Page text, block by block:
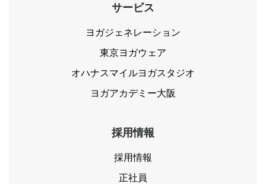
サービス
ヨガジェネレーション
東京ヨガウェア
オハナスマイルヨガスタジオ
ヨガアカデミー大阪
採用情報
採用情報
正社員